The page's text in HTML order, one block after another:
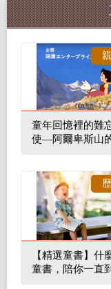
童年回憶裡的難
使—阿爾卑斯山
【精選童書】什
童書，陪你一直